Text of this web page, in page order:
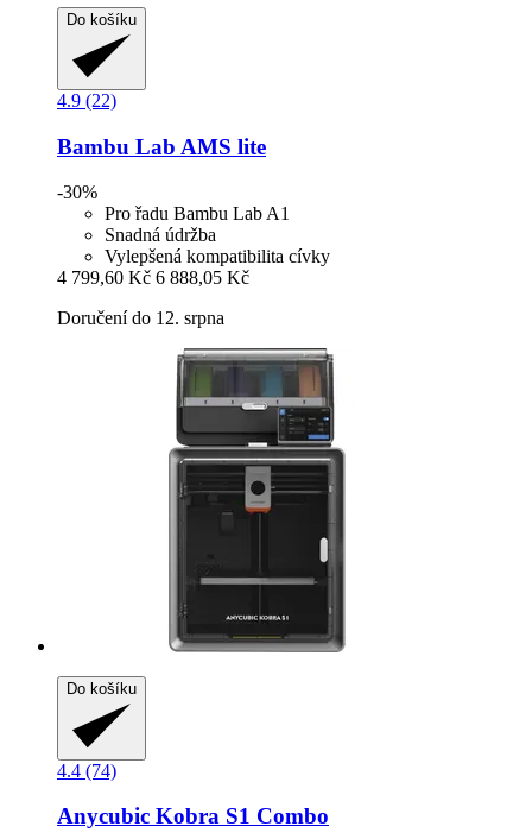
Do košíku
4.9 (22)
Bambu Lab AMS lite
-30%
Pro řadu Bambu Lab A1
Snadná údržba
Vylepšená kompatibilita cívky
4 799,60 Kč 6 888,05 Kč
Doručení do 12. srpna
Do košíku
4.4 (74)
Anycubic Kobra S1 Combo